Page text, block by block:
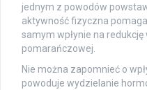
jednym z powodów
aktywność fizyczna
samym wpłynie na
pomarańczowej.
Nie można zapomnieć o
powoduje wydzielanie